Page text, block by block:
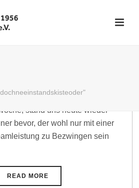
Sieg gegen Olympia
stand uns heute wieder
bevor, der wohl nur mit einer
zu Bezwingen sein
READ MORE